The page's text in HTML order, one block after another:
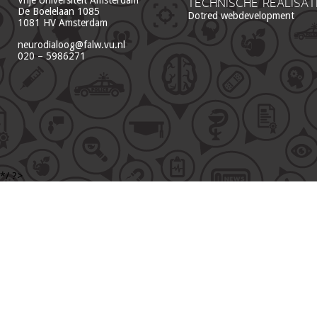
De Boelelaan 1085
1081 HV Amsterdam
neurodialoog@falw.vu.nl
020 – 5986271
Dotred webdevelopment
*/ ?>